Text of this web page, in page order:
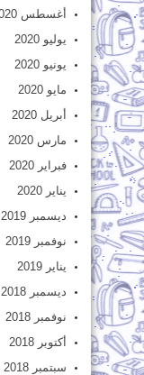
أغسطس 2020
يوليو 2020
يونيو 2020
مايو 2020
أبريل 2020
مارس 2020
فبراير 2020
يناير 2020
ديسمبر 2019
نوفمبر 2019
يناير 2019
ديسمبر 2018
نوفمبر 2018
أكتوبر 2018
سبتمبر 2018